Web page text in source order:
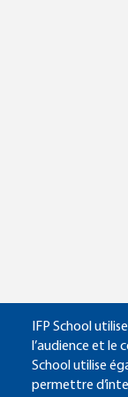
IFP School
l’audience et le
School utilise
permettre